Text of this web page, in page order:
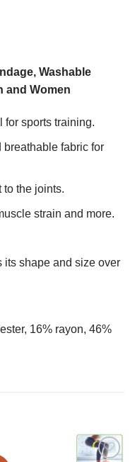
Washable
and Women
sports training.
breathable fabric for
to the joints.
strain and more.
its shape and size over
16% rayon, 46%